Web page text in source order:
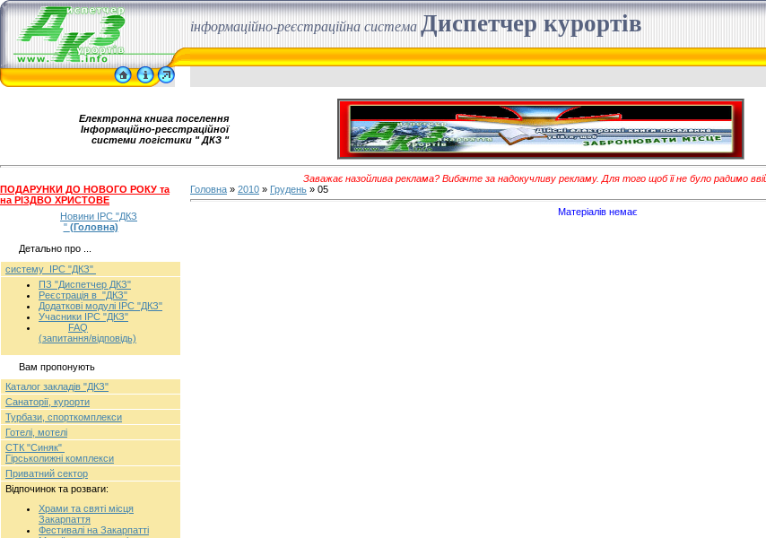
інформаційно-реєстраційна система Диспетчер курортів
Електронна книга поселення
Інформаційно-реєстраційної
системи логістики " ДКЗ "
Заважає назойлива реклама? Вибачте за надокучливу рекламу. Для того щоб її не було радимо
ПОДАРУНКИ ДО НОВОГО РОКУ та
на РІЗДВО ХРИСТОВЕ
Новини ІРС "ДКЗ
" (Головна)
Детально про ...
систему ІРС "ДКЗ"
ПЗ "Диспетчер ДКЗ"
Реєстрація в "ДКЗ"
Додаткові модулі ІРС "ДКЗ"
Учасники ІРС "ДКЗ"
FAQ
(запитання/відповідь)
Вам пропонують
Каталог закладів "ДКЗ"
Санаторії, курорти
Турбази, спорткомплекси
Готелі, мотелі
СТК "Синяк"
Гірськолижні комплекси
Приватний сектор
Відпочинок та розваги:
Храми та святі місця
Закарпаття
Фестивалі на Закарпатті
Головна » 2010 » Грудень » 05
Матеріалів немає